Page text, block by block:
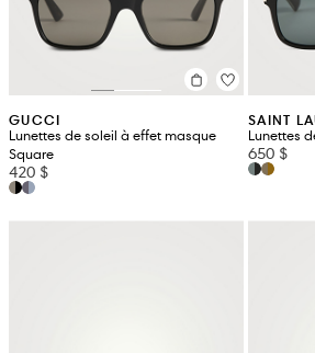
GUCCI
Lunettes de soleil à effet masque
Square
420 $
SAINT
Lunettes
650 $